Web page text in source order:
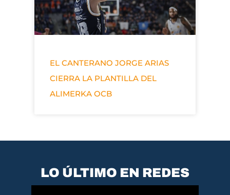
EL CANTERANO JORGE ARIAS
CIERRA LA PLANTILLA DEL
ALIMERKA OCB
LO ÚLTIMO EN REDES